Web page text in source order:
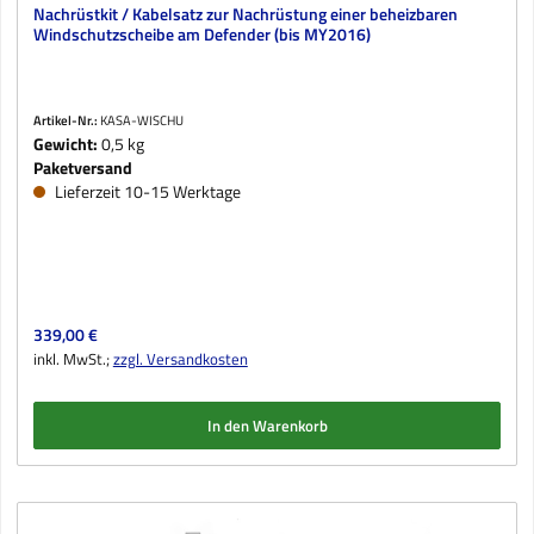
Nachrüstkit / Kabelsatz zur Nachrüstung einer beheizbaren
Windschutzscheibe am Defender (bis MY2016)
Artikel-Nr.: KASA-WISCHU
Gewicht:0,5 kg
Paketversand
Lieferzeit 10-15 Werktage
Regulärer Preis:
339,00 €
inkl. MwSt.;zzgl. Versandkosten
In den Warenkorb